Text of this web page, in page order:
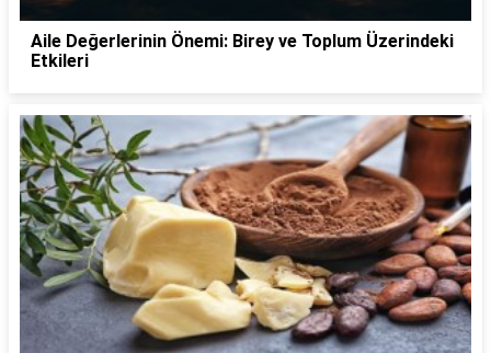
Aile Değerlerinin Önemi: Birey ve Toplum Üzerindeki
Etkileri